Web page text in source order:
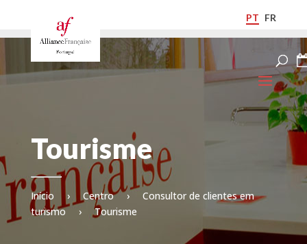
PT FR
Tourisme
Início › Centro ›
Consultor de clientes em
turismo
› Tourisme